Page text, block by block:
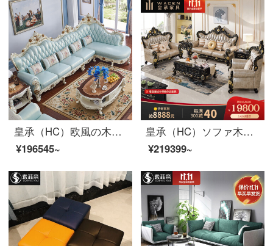
皇承（HC）欧風の木製家具本革ソファ高級別荘貴妃回転角ソファ832【欧式莫蘭迪】シングル+三人+貴妃回転角ソファ3.9メートル
¥196545~
皇承（HC）ソファ木ソファ欧式家具本革ソファー豪華セット3人乗り832【欧式黒古典】シングル+ツイン+3人
¥219399~